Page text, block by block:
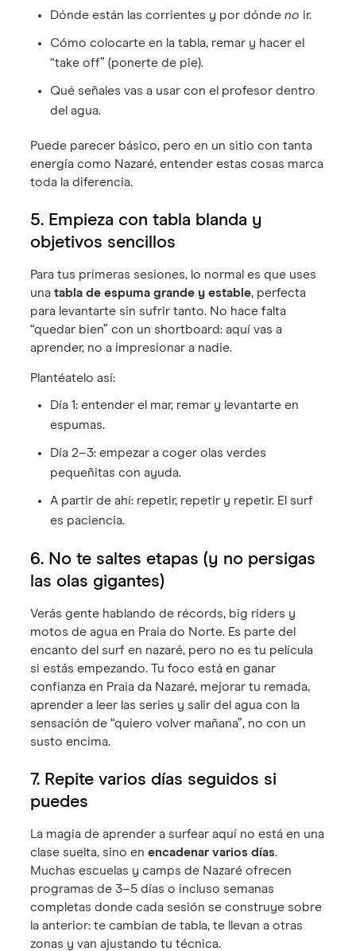
Dónde están las corrientes y por dóndeno ir.
Cómo colocarte en la tabla, remar y hacer el
“take off” (ponerte de pie).
Qué señales vas a usar con el profesor dentro
del agua.
Puede parecer básico, pero en un sitio con tanta
energía como Nazaré, entender estas cosas marca
toda la diferencia.
5. Empieza con tabla blanda y
objetivos sencillos
Para tus primeras sesiones, lo normal es que uses
unatabla de espuma grande y estable, perfecta
para levantarte sin sufrir tanto. No hace falta
“quedar bien” con un shortboard: aquí vas a
aprender, no a impresionar a nadie.
Plantéatelo así:
Día 1: entender el mar, remar y levantarte en
espumas.
Día 2–3: empezar a coger olas verdes
pequeñitas con ayuda.
A partir de ahí: repetir, repetir y repetir. El surf
es paciencia.
6. No te saltes etapas (y no persigas
las olas gigantes)
Verás gente hablando de récords, big riders y
motos de agua en Praia do Norte. Es parte del
encanto del surf en nazaré, pero no es tu película
si estás empezando. Tu foco está en ganar
confianza en Praia da Nazaré, mejorar tu remada,
aprender a leer las series y salir del agua con la
sensación de “quiero volver mañana”, no con un
susto encima.
7. Repite varios días seguidos si
puedes
La magia de aprender a surfear aquí no está en una
clase suelta, sino enencadenar varios días.
Muchas escuelas y camps de Nazaré ofrecen
programas de 3–5 días o incluso semanas
completas donde cada sesión se construye sobre
la anterior: te cambian de tabla, te llevan a otras
zonas y van ajustando tu técnica.